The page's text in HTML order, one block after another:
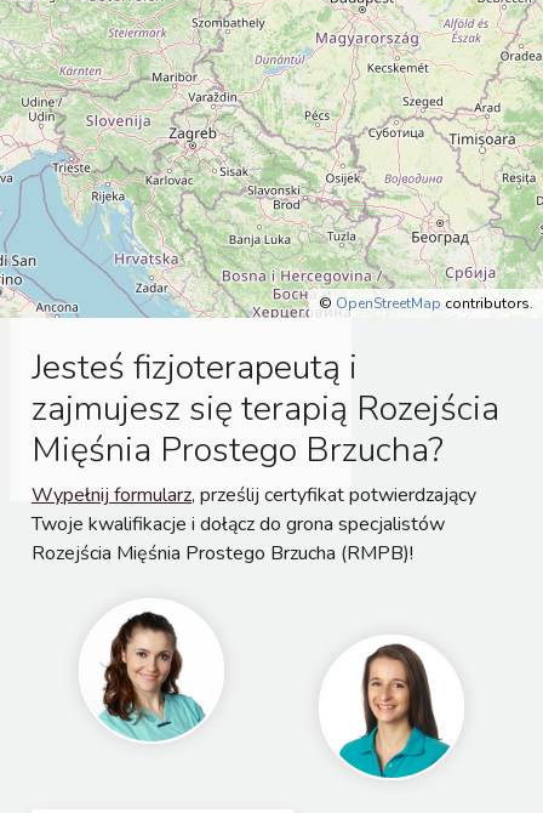
© OpenStreetMapcontributors.
Jesteś fizjoterapeutą i
zajmujesz się terapią Rozejścia
Mięśnia Prostego Brzucha?
Wypełnij formularz, prześlij certyfikat potwierdzający
Twoje kwalifikacje i dołącz do grona specjalistów
Rozejścia Mięśnia Prostego Brzucha (RMPB)!